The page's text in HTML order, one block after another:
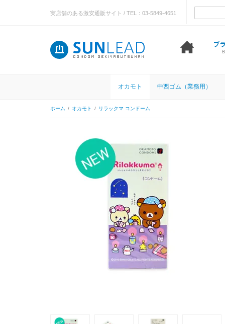
実店舗のある激安通販サイト / TEL：03-5849-4651
オカモト 中西ゴム（業務用）
ホーム / オカモト / リラックマ コンドーム